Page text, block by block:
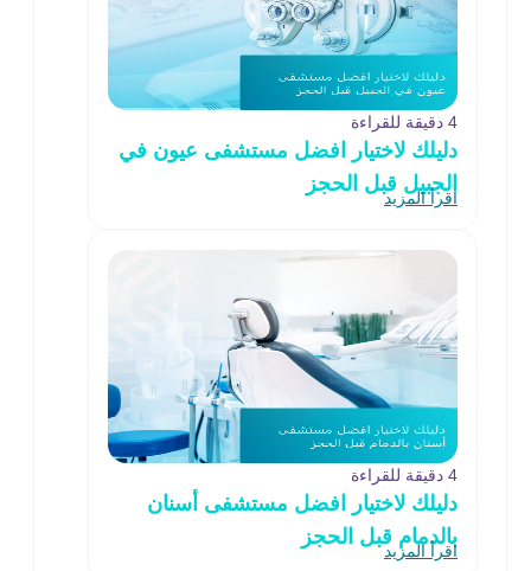
4 دقيقة للقراءة
دليلك لاختيار افضل مستشفى عيون في
الجبيل قبل الحجز
اقرأ المزيد
4 دقيقة للقراءة
دليلك لاختيار افضل مستشفى أسنان
بالدمام قبل الحجز
اقرأ المزيد